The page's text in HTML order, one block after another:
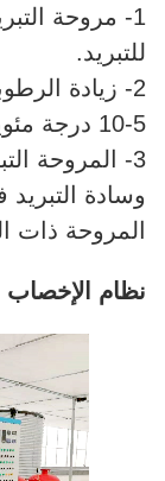
1- مروحة
للتبريد.
2- زيادة
5-10 درجة مئوية
3- المروحة
وسادة
المروحة ذات
نظام الإخصاب